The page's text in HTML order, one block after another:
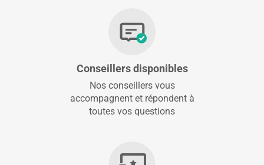
Conseillers disponibles
Nos conseillers vous
accompagnent et répondent à
toutes vos questions